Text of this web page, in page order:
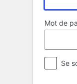
Mot de
Se